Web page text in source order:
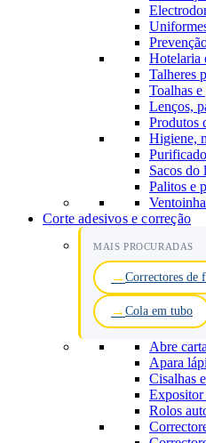
Hotelaria
Talheres
Toalhas e
Lenços,
Produtos
Higiene,
Sacos do
Palitos e
Corte adesivos e correção
MAIS PROCURADAS
Correctores de
Cola em tubo
Abre
Apara
Cisalhas
Expositor
Rolos